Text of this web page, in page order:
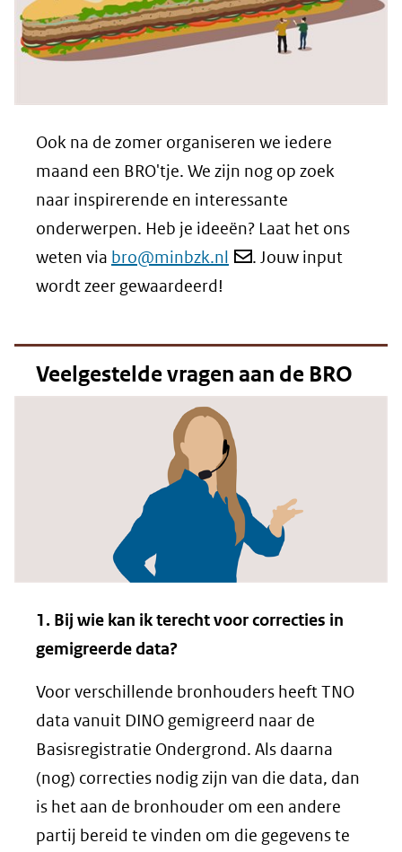
Ook na de zomer organiseren we iedere
maand een BRO'tje. We zijn nog op zoek
naar inspirerende en interessante
onderwerpen. Heb je ideeën? Laat het ons
weten via bro@minbzk.nl
. Jouw input
wordt zeer gewaardeerd!
Veelgestelde vragen aan de BRO
1. Bij wie kan ik terecht voor correcties in
gemigreerde data?
Voor verschillende bronhouders heeft TNO
data vanuit DINO gemigreerd naar de
Basisregistratie Ondergrond. Als daarna
(nog) correcties nodig zijn van die data, dan
is het aan de bronhouder om een andere
partij bereid te vinden om die gegevens te